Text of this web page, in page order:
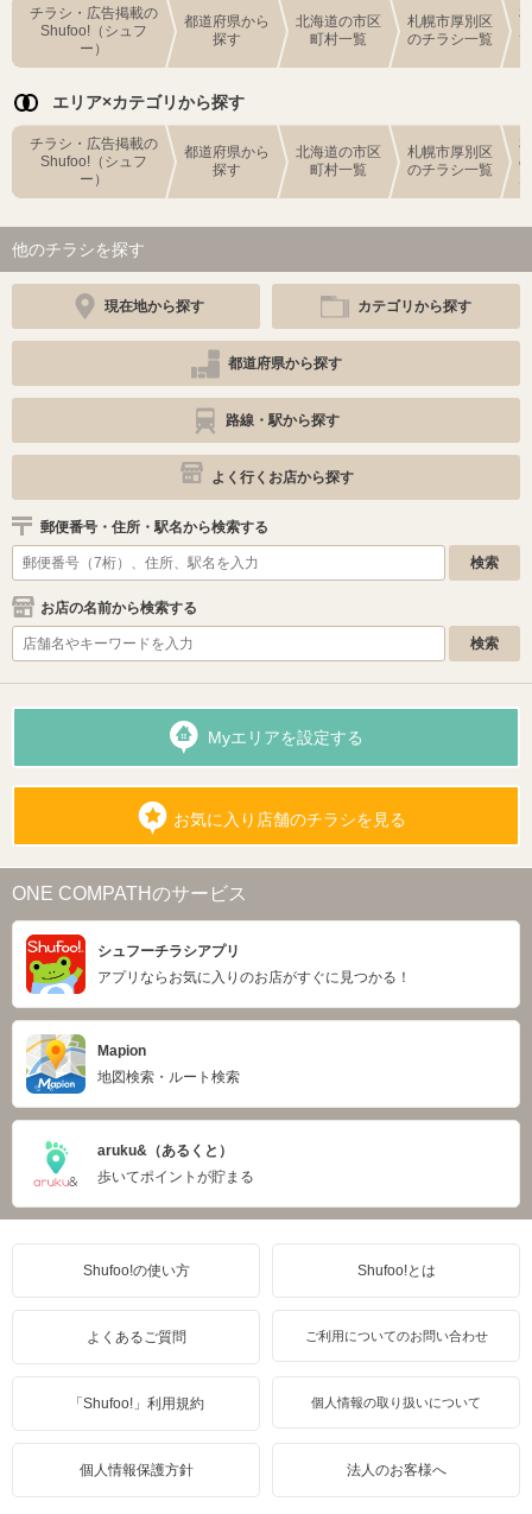
チラシ・広告掲載の
Shufoo!（シュフ
ー）
都道府県から
探す
北海道の市区
町村一覧
札幌市厚別区
のチラシ一覧
エリア×カテゴリから探す
チラシ・広告掲載の
Shufoo!（シュフ
ー）
都道府県から
探す
北海道の市区
町村一覧
札幌市厚別区
のチラシ一覧
他のチラシを探す
現在地から探す カテゴリから探す
都道府県から探す
路線・駅から探す
よく行くお店から探す
郵便番号・住所・駅名から検索する
お店の名前から検索する
Myエリアを設定する
お気に入り店舗のチラシを見る
ONE COMPATHのサービス
シュフーチラシアプリ
アプリならお気に入りのお店がすぐに見つかる！
Mapion
地図検索・ルート検索
aruku&（あるくと）
歩いてポイントが貯まる
Shufoo!の使い方 Shufoo!とは
よくあるご質問 ご利用についてのお問い合わせ
「Shufoo!」利用規約 個人情報の取り扱いについて
個人情報保護方針 法人のお客様へ